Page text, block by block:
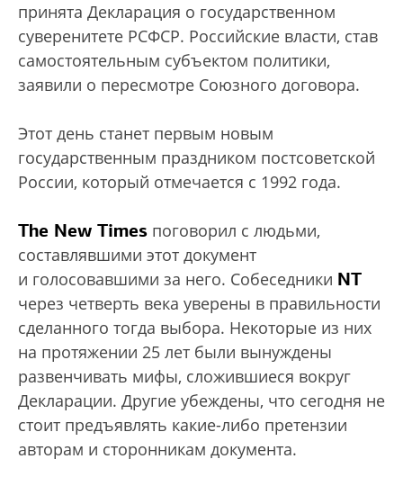
принята Декларация о государственном
суверенитете РСФСР. Российские власти, став
самостоятельным субъектом политики,
заявили о пересмотре Союзного договора.
Этот день станет первым новым
государственным праздником постсоветской
России, который отмечается с 1992 года.
The New Times поговорил с людьми,
составлявшими этот документ
и голосовавшими за него. Собеседники NT
через четверть века уверены в правильности
сделанного тогда выбора. Некоторые из них
на протяжении 25 лет были вынуждены
развенчивать мифы, сложившиеся вокруг
Декларации. Другие убеждены, что сегодня не
стоит предъявлять какие-либо претензии
авторам и сторонникам документа.